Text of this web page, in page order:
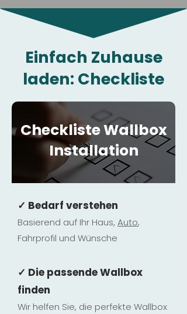
Einfach Zuhause
laden: Checkliste
Checkliste Wallbox
Installation
✓ Bedarf verstehen
Basierend auf Ihr Haus, Auto,
Fahrprofil und Wünsche
✓ Die passende Wallbox
finden
Wir helfen Sie, die perfekte Wallbox